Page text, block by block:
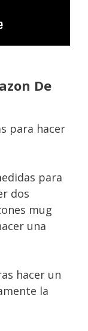
De
para hacer
para
dos
mug
una
hacer un
la